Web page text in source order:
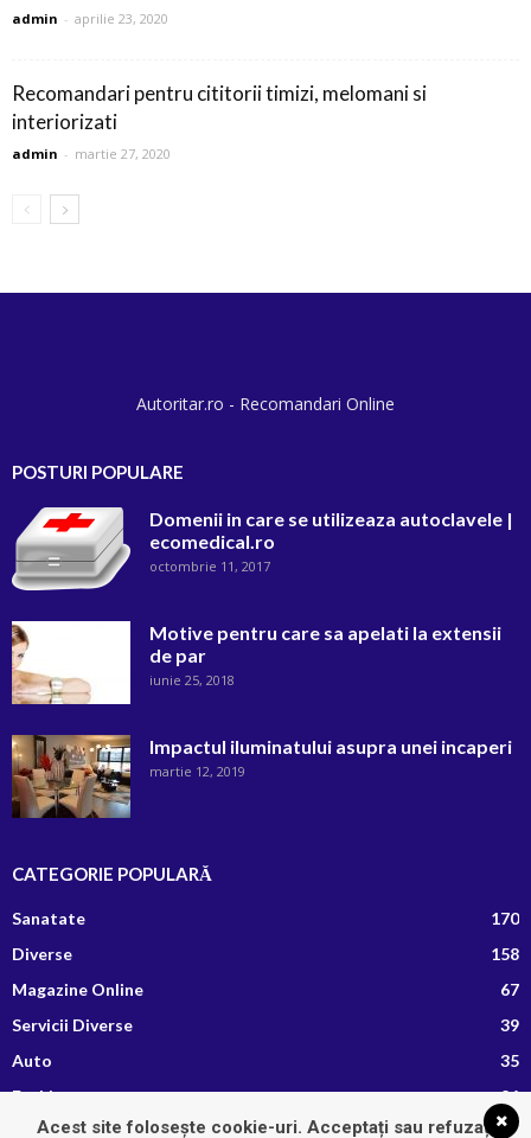
admin - aprilie 23, 2020
Recomandari pentru cititorii timizi, melomani si
interiorizati
admin - martie 27, 2020
Autoritar.ro - Recomandari Online
POSTURI POPULARE
Domenii in care se utilizeaza autoclavele |
ecomedical.ro
octombrie 11, 2017
Motive pentru care sa apelati la extensii
de par
iunie 25, 2018
Impactul iluminatului asupra unei incaperi
martie 12, 2019
CATEGORIE POPULARĂ
Sanatate
170
Diverse
158
Magazine Online
67
Servicii Diverse
39
Auto
35
Fashion
26
Afaceri si Finante
13
Acest site folosește cookie-uri. Acceptați sau refuzați